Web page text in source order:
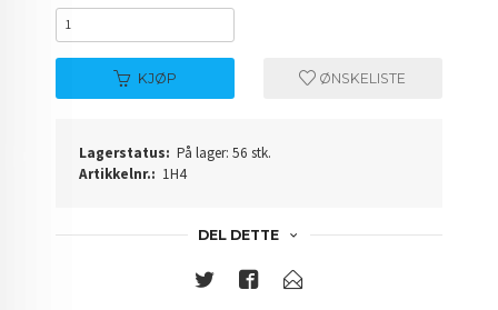
KJØP ØNSKELISTE
Lagerstatus: På lager: 56 stk.
Artikkelnr.: 1H4
DEL DETTE